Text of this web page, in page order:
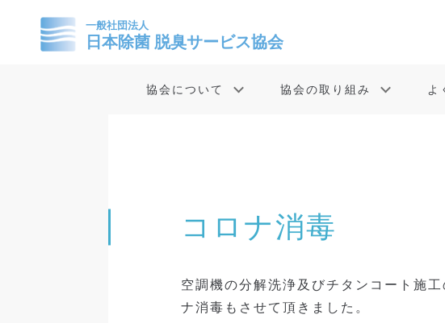
協会について 協会の取り組み よ
コロナ消毒
空調機の分解洗浄及びチタンコート施
ナ消毒もさせて頂きました。